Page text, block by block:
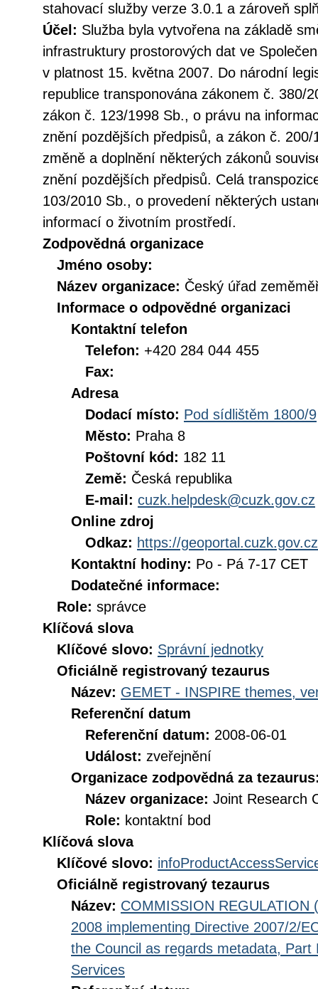
stahovací služby verze 3.0.1 a zároveň
Účel: Služba byla vytvořena na základě
infrastruktury prostorových dat ve
v platnost 15. května 2007. Do národní
republice transponována zákonem č. 380/
zákon č. 123/1998 Sb., o právu na
znění pozdějších předpisů, a zákon č.
změně a doplnění některých zákonů
znění pozdějších předpisů. Celá
103/2010 Sb., o provedení některých
informací o životním prostředí.
Zodpovědná organizace
Jméno osoby:
Název organizace: Český úřad
Informace o odpovědné organizaci
Kontaktní telefon
Telefon: +420 284 044 455
Fax:
Adresa
Dodací místo: Pod sídlištěm 1800/9
Město: Praha 8
Poštovní kód: 182 11
Země: Česká republika
E-mail: cuzk.helpdesk@cuzk.gov.cz
Online zdroj
Odkaz: https://geoportal.cuzk.gov.cz
Kontaktní hodiny: Po - Pá 7-17 CET
Dodatečné informace:
Role: správce
Klíčová slova
Klíčové slovo: Správní jednotky
Oficiálně registrovaný tezaurus
Název: GEMET - INSPIRE themes,
Referenční datum
Referenční datum: 2008-06-01
Událost: zveřejnění
Organizace zodpovědná za
Název organizace: Joint Research
Role: kontaktní bod
Klíčová slova
Klíčové slovo:
Oficiálně registrovaný tezaurus
Název: COMMISSION REGULATION
2008 implementing Directive 2007/2/
the Council as regards metadata,
Services